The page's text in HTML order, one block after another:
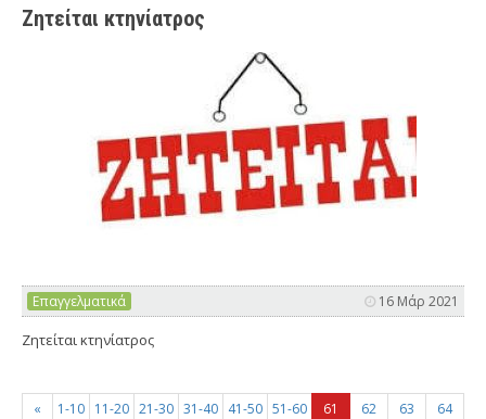
Ζητείται κτηνίατρος
Επαγγελματικά 16 Μάρ 2021
Ζητείται κτηνίατρος
« 1-10 11-20 21-30 31-40 41-50 51-60 61 62 63
64